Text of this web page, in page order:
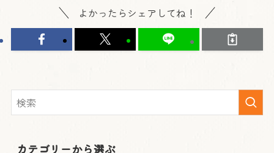
よかったらシェアしてね！
カテゴリーから選ぶ